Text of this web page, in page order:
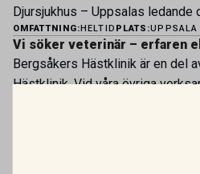
Djursjukhus – Uppsalas ledande
nu sin specialistverksamhet och
veterinärer med
och forma vårt nästa kapitel.
OMFATTNING:HELTID PLATS:UPPSALA
Vi söker veterinär – erfaren
Bergsåkers Hästklinik är en del
Hästklinik. Vid våra övriga